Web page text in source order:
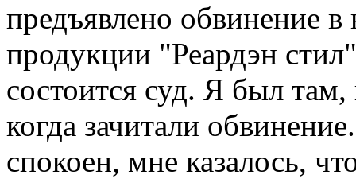
предъявлено обвинение
продукции "Реардэн
состоится суд. Я был
когда зачитали
спокоен, мне казалось,